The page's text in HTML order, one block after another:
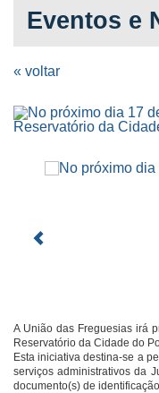
Eventos e
« voltar
A União das Freguesias irá
Reservatório da Cidade do
Esta iniciativa destina-se a
serviços administrativos da
documento(s) de